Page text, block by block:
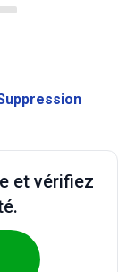
et vérifiez